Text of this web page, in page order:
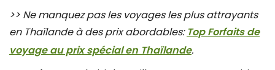
>> Ne manquez pas les voyages les plus attrayants
en Thaïlande à des prix abordables: Top Forfaits de
voyage au prix spécial en Thaïlande.